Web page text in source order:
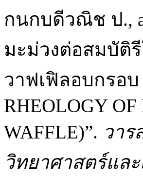
กนกบดีวณิช ป.,
มะม่วงต่อสมบัติ
วาฟเฟิลอบกรอบ
RHEOLOGY
WAFFLE)”. วา
วิทยาศาสตร์แล